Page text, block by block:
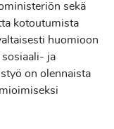
sekä
kotoutumista
huomioon
ja
on olennaista